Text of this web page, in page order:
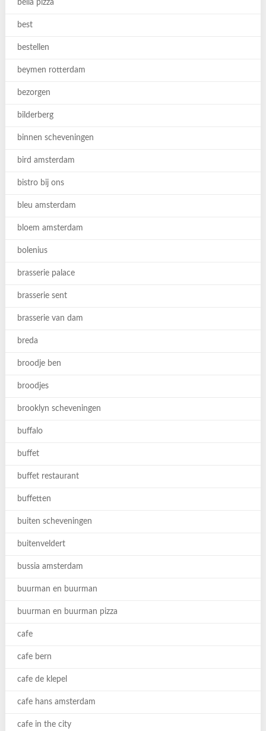
bella pizza
best
bestellen
beymen rotterdam
bezorgen
bilderberg
binnen scheveningen
bird amsterdam
bistro bij ons
bleu amsterdam
bloem amsterdam
bolenius
brasserie palace
brasserie sent
brasserie van dam
breda
broodje ben
broodjes
brooklyn scheveningen
buffalo
buffet
buffet restaurant
buffetten
buiten scheveningen
buitenveldert
bussia amsterdam
buurman en buurman
buurman en buurman pizza
cafe
cafe bern
cafe de klepel
cafe hans amsterdam
cafe in the city